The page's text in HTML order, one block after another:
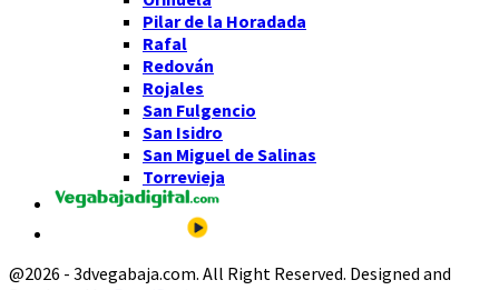
Pilar de la Horadada
Rafal
Redován
Rojales
San Fulgencio
San Isidro
San Miguel de Salinas
Torrevieja
@2026 - 3dvegabaja.com. All Right Reserved. Designed and